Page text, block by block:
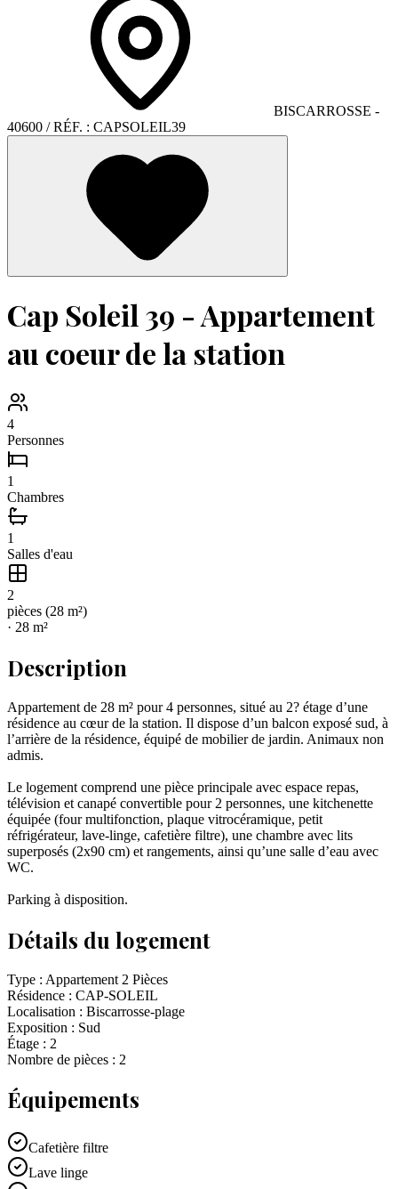
BISCARROSSE -
40600 / RÉF. : CAPSOLEIL39
Cap Soleil 39 - Appartement
au coeur de la station
4
Personnes
1
Chambres
1
Salles d'eau
2
pièces (28 m²)
· 28 m²
Description
Appartement de 28 m² pour 4 personnes, situé au 2? étage d’une
résidence au cœur de la station. Il dispose d’un balcon exposé sud, à
l’arrière de la résidence, équipé de mobilier de jardin. Animaux non
admis.
Le logement comprend une pièce principale avec espace repas,
télévision et canapé convertible pour 2 personnes, une kitchenette
équipée (four multifonction, plaque vitrocéramique, petit
réfrigérateur, lave-linge, cafetière filtre), une chambre avec lits
superposés (2x90 cm) et rangements, ainsi qu’une salle d’eau avec
WC.
Parking à disposition.
Détails du logement
Type : Appartement 2 Pièces
Résidence : CAP-SOLEIL
Localisation : Biscarrosse-plage
Exposition : Sud
Étage : 2
Nombre de pièces : 2
Équipements
Cafetière filtre
Lave linge